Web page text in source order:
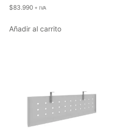
$83.990 + IVA
Añadir al carrito